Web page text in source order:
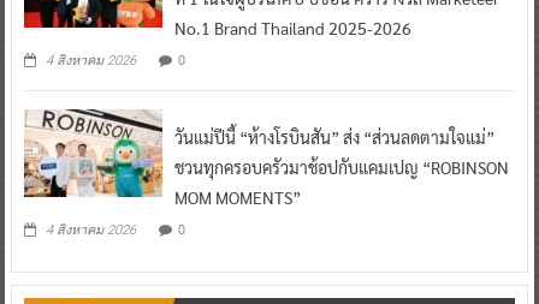
No.1 Brand Thailand 2025-2026
4 สิงหาคม 2026 0
วันแม่ปีนี้ “ห้างโรบินสัน” ส่ง “ส่วนลดตามใจแม่”
ชวนทุกครอบครัวมาช้อปกับแคมเปญ “ROBINSON
MOM MOMENTS”
4 สิงหาคม 2026 0